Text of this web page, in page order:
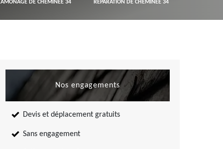
DE CHEMINÉE 34 RÉPARATION DE CHEMINÉE 34
Nos engagements
Devis et déplacement gratuits
Sans engagement